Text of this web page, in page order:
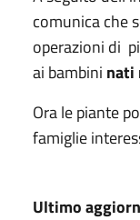
comunica che
operazioni di
ai bambini nati
Ora le piante
famiglie
Ultimo